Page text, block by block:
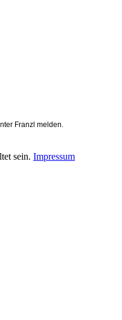
Franzl melden.
sein. Impressum